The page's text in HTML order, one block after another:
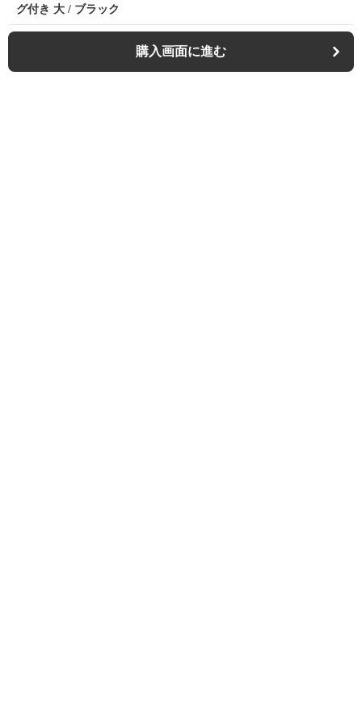
グ付き 大 / ブラック
購入画面に進む